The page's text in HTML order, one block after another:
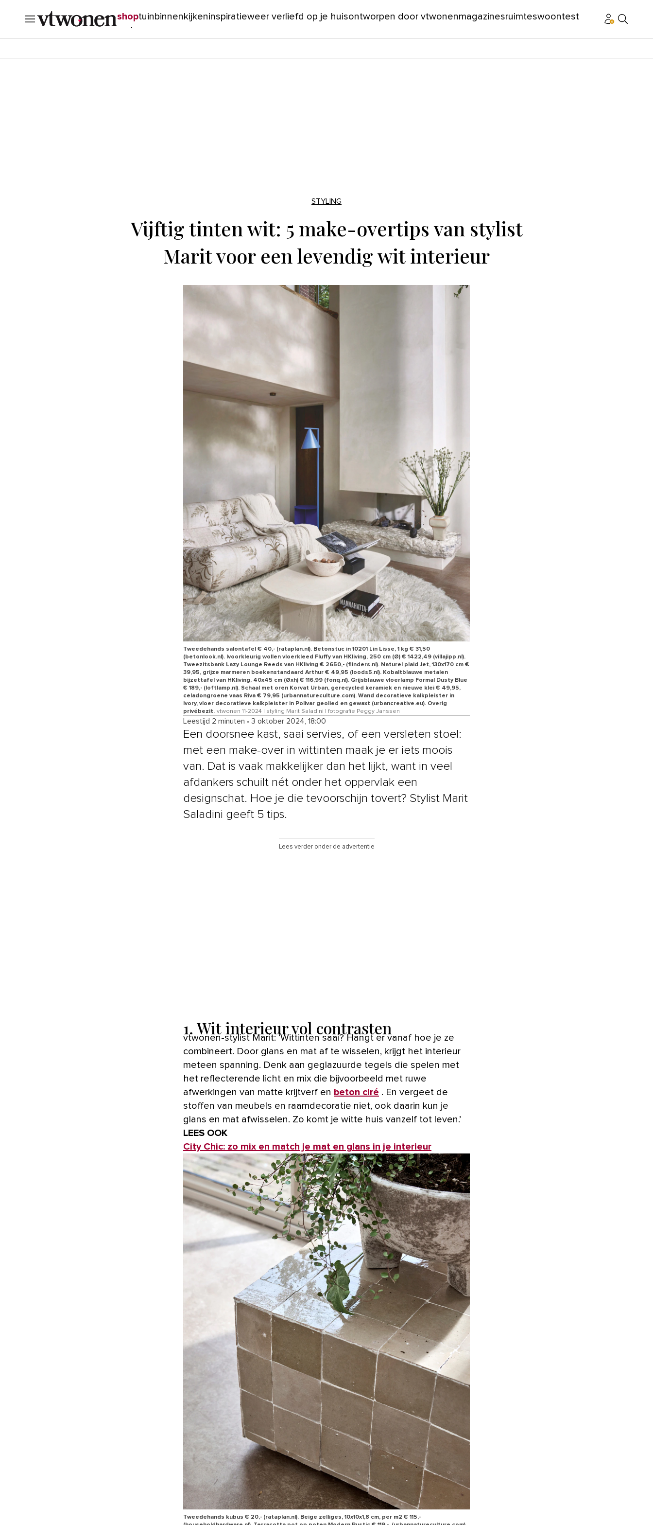
shoptuin binnenkijkeninspiratieweer verliefd op je huisontworpen door vtwonenmagazinesruimteswoontest
verbouwen
STYLING
Vijftig tinten wit: 5 make-overtips van stylist
Marit voor een levendig wit interieur
Tweedehands salontafel € 40,- (rataplan.nl). Betonstuc in 10201 Lin Lisse, 1 kg € 31,50
(betonlook.nl). Ivoorkleurig wollen vloerkleed Fluffy van HKliving, 250 cm (Ø) € 1422,49 (villajipp.nl).
Tweezitsbank Lazy Lounge Reeds van HKliving € 2650,- (flinders.nl). Naturel plaid Jet, 130x170 cm €
39,95, grijze marmeren boekenstandaard Arthur € 49,95 (loods5.nl). Kobaltblauwe metalen
bijzettafel van HKliving, 40x45 cm (Øxh) € 116,99 (fonq.nl). Grijsblauwe vloerlamp Formal Dusty Blue
€ 189,- (loftlamp.nl). Schaal met oren Korvat Urban, gerecycled keramiek en nieuwe klei € 49,95,
celadongroene vaas Riva € 79,95 (urbannatureculture.com). Wand decoratieve kalkpleister in
Ivory, vloer decoratieve kalkpleister in Polivar geolied en gewaxt (urbancreative.eu). Overig
privébezit. vtwonen 11-2024 | styling Marit Saladini | fotografie Peggy Janssen
Leestijd 2 minuten • 3 oktober 2024, 18:00
Een doorsnee kast, saai servies, of een versleten stoel:
met een make-over in wittinten maak je er iets moois
van. Dat is vaak makkelijker dan het lijkt, want in veel
afdankers schuilt nét onder het oppervlak een
designschat. Hoe je die tevoorschijn tovert? Stylist Marit
Saladini geeft 5 tips.
Lees verder onder de advertentie
1. Wit interieur vol contrasten
vtwonen-stylist Marit: ‘Wittinten saai? Hangt er vanaf hoe je ze
combineert. Door glans en mat af te wisselen, krijgt het interieur
meteen spanning. Denk aan geglazuurde tegels die spelen met
het reflecterende licht en mix die bijvoorbeeld met ruwe
afwerkingen van matte krijtverf en beton ciré . En vergeet de
stoffen van meubels en raamdecoratie niet, ook daarin kun je
glans en mat afwisselen. Zo komt je witte huis vanzelf tot leven.’
LEES OOK
City Chic: zo mix en match je mat en glans in je interieur
Tweedehands kubus € 20,- (rataplan.nl). Beige zelliges, 10x10x1,8 cm, per m2 € 115,-